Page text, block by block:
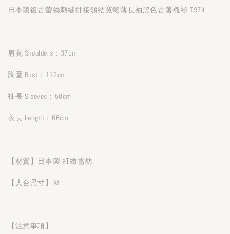
日本製復古蕾絲刺繡拼接領結寬鬆薄長袖黑色古著襯衫-T974
肩寬 Shoulders：37cm
胸圍 Bust：112cm
袖長 Sleeves：58cm
衣長 Length：66cm
【材質】日本製-細緻雪紡
【人台尺寸】Ｍ
【注意事項】